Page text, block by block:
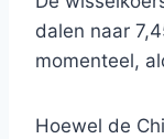
dalen naar
momenteel,
Hoewel de